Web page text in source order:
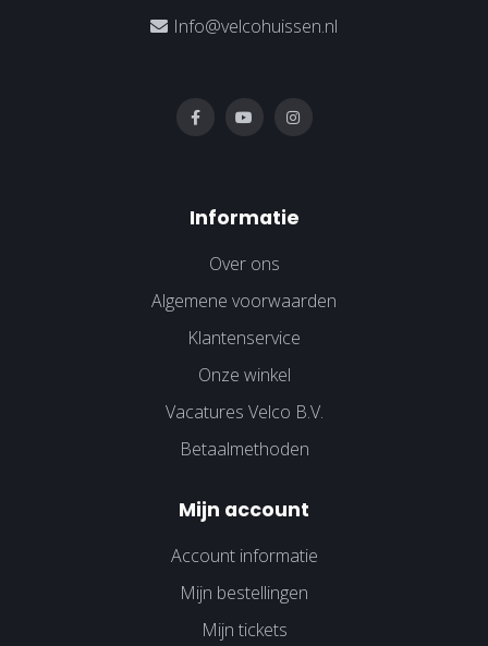
Info@velcohuissen.nl
Informatie
Over ons
Algemene voorwaarden
Klantenservice
Onze winkel
Vacatures Velco B.V.
Betaalmethoden
Mijn account
Account informatie
Mijn bestellingen
Mijn tickets